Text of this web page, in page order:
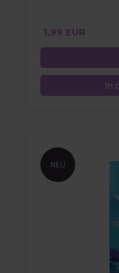
1,99 EUR
NEU